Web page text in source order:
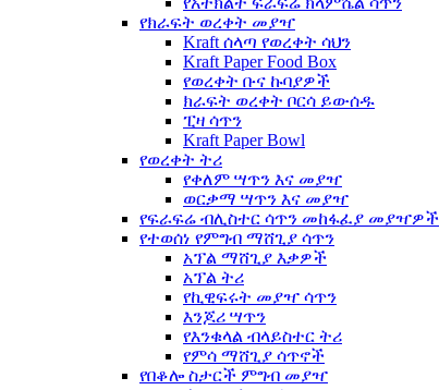
የክራፍት ወረቀት መያዣ
Kraft ሰላጣ የወረቀት ሳህን
Kraft Paper Food Box
የወረቀት ቡና ኩባያዎች
ክራፍት ወረቀት ቦርሳ ይውሰዱ
ፒዛ ሳጥን
Kraft Paper Bowl
የወረቀት ትሪ
የቀለም ሣጥን እና መያዣ
ወርቃማ ሣጥን እና መያዣ
የፍራፍሬ ብሊስተር ሳጥን መከፋፈያ መያዣዎች
የተወሰነ የምግብ ማሸጊያ ሳጥን
አፕል ማሸጊያ እቃዎች
አፕል ትሪ
የኪዊፍሩት መያዣ ሳጥን
እንጆሪ ሣጥን
የእንቁላል ብላይስተር ትሪ
የምሳ ማሸጊያ ሳጥኖች
የበቆሎ ስታርች ምግብ መያዣ